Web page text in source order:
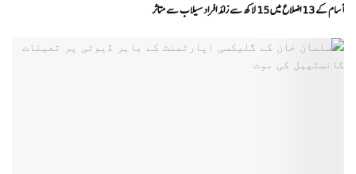
آسام کے 13 اضلاع میں 15 لاکھ سے زائد افراد سیلاب سے متاثر